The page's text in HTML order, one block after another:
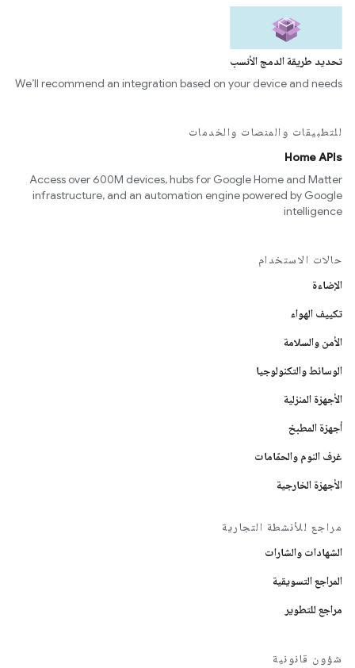
تحديد طريقة الدمج الأنسب
We’ll recommend an integration based on your device and needs
للتطبيقات والمنصات والخدمات
Home APIs
Access over 600M devices, hubs for Google Home and Matter
infrastructure, and an automation engine powered by Google
intelligence
حالات الاستخدام
الإضاءة
تكييف الهواء
الأمن والسلامة
الوسائط والتكنولوجيا
الأجهزة المنزلية
أجهزة المطبخ
غرف النوم والحمّامات
الأجهزة الخارجية
مراجع للأنشطة التجارية
الشهادات والشارات
المراجع التسويقية
مراجع للتطوير
شؤون قانونية